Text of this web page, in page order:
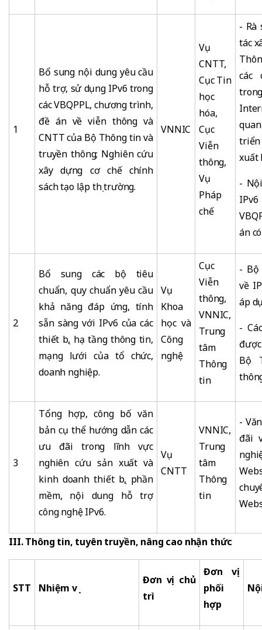
1
Bổ sung nội dung yêu cầu
hỗ trợ, sử dụng IPv6 trong
các VBQPPL, chương trình,
đề án về viễn thông và
CNTT của Bộ Thông tin và
truyền thông; Nghiên cứu
xây dựng cơ chế chính
sách tạo lập thị trường.
VNNIC
Vụ
CNTT,
Cục Tin
học
hóa,
Cục
Viễn
thông,
Vụ
Pháp
chế
- Rà
tác
các
xuất
-
án
2
Bổ sung các bộ tiêu
chuẩn, quy chuẩn yêu cầu
khả năng đáp ứng, tính
sẵn sàng với IPv6 của các
thiết bị, hạ tầng thông tin,
mạng lưới của tổ chức,
doanh nghiệp.
Vụ
Khoa
học và
Công
nghệ
Cục
Viễn
thông,
VNNIC,
Trung
tâm
Thông
tin
- Bộ
về
áp
-
Bộ
3
Tổng hợp, công bố văn
bản cụ thể hướng dẫn các
ưu đãi trong lĩnh vực
nghiên cứu sản xuất và
kinh doanh thiết bị, phần
mềm, nội dung hỗ trợ
công nghệ IPv6.
Vụ
CNTT
VNNIC,
Trung
tâm
Thông
tin
-
đãi
III. Thông tin, tuyên truyền, nâng cao nhận thức
STT Nhiệm vụ
Đơn vị chủ
trì
Đơn vị
phối
hợp